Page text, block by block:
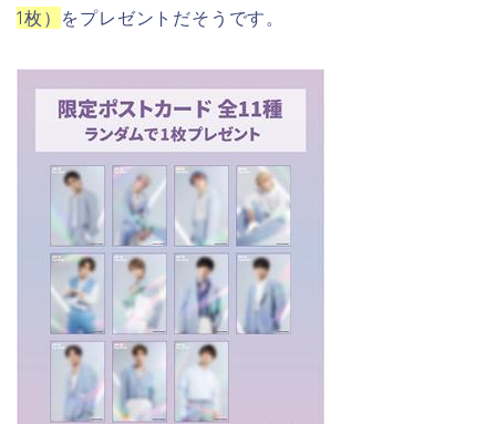
1枚） をプレゼントだそうです。